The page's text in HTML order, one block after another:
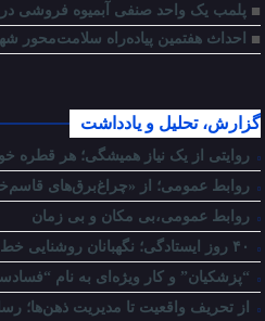
پلمب یک واحد صنفی آبمیوه فروشی در
احداث هفتمین پیاده‌راه سلامت‌محور شهرداری
گزارش، تحلیل و یادداشت
روایتی از یک نیاز همیشگی؛ هر قطره
روابط عمومی؛ از «چراغ‌برق‌های
روابط عمومی،بی مکان و بی زمان
“پزشکیان” و کار ویژه‌ای به نام
از تحریف واقعیت تا مدیریت ذهن‌ها؛